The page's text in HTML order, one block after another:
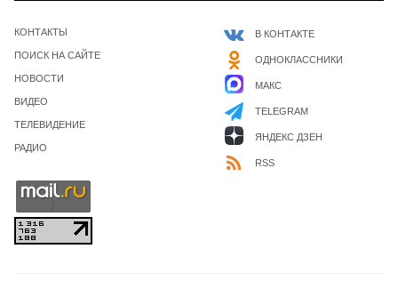
КОНТАКТЫ
ПОИСК НА САЙТЕ
НОВОСТИ
ВИДЕО
ТЕЛЕВИДЕНИЕ
РАДИО
В КОНТАКТЕ
ОДНОКЛАССНИКИ
МАКС
TELEGRAM
ЯНДЕКС ДЗЕН
RSS